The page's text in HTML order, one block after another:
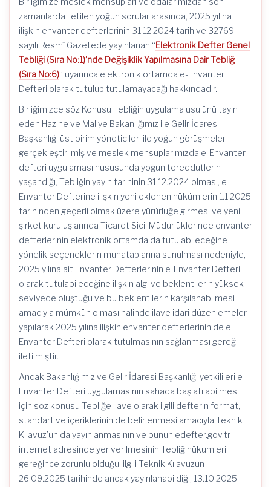
zamanlarda iletilen yoğun sorular arasında, 2025 yılına
ilişkin envanter defterlerinin 31.12.2024 tarih ve 32769
sayılı Resmî Gazetede yayınlanan “Elektronik Defter Genel
Tebliği (Sıra No:1)’nde Değişiklik Yapılmasına Dair Tebliğ
(Sıra No:6)” uyarınca elektronik ortamda e-Envanter
Defteri olarak tutulup tutulamayacağı hakkındadır.
Birliğimizce söz Konusu Tebliğin uygulama usulünü tayin
eden Hazine ve Maliye Bakanlığımız ile Gelir İdaresi
Başkanlığı üst birim yöneticileri ile yoğun görüşmeler
gerçekleştirilmiş ve meslek mensuplarımızda e-Envanter
defteri uygulaması hususunda yoğun tereddütlerin
yaşandığı, Tebliğin yayın tarihinin 31.12.2024 olması, e-
Envanter Defterine ilişkin yeni eklenen hükümlerin 1.1.2025
tarihinden geçerli olmak üzere yürürlüğe girmesi ve yeni
şirket kuruluşlarında Ticaret Sicil Müdürlüklerinde envanter
defterlerinin elektronik ortamda da tutulabileceğine
yönelik seçeneklerin muhataplarına sunulması nedeniyle,
2025 yılına ait Envanter Defterlerinin e-Envanter Defteri
olarak tutulabileceğine ilişkin algı ve beklentilerin yüksek
seviyede oluştuğu ve bu beklentilerin karşılanabilmesi
amacıyla mümkün olması halinde ilave idari düzenlemeler
yapılarak 2025 yılına ilişkin envanter defterlerinin de e-
Envanter Defteri olarak tutulmasının sağlanması gereği
iletilmiştir.
Ancak Bakanlığımız ve Gelir İdaresi Başkanlığı yetkilileri e-
Envanter Defteri uygulamasının sahada başlatılabilmesi
için söz konusu Tebliğe ilave olarak ilgili defterin format,
standart ve içeriklerinin de belirlenmesi amacıyla Teknik
Kılavuz’un da yayınlanmasının ve bunun edefter.gov.tr
internet adresinde yer verilmesinin Tebliğ hükümleri
gereğince zorunlu olduğu, ilgili Teknik Kılavuzun
26.09.2025 tarihinde ancak yayınlanabildiği, 13.10.2025